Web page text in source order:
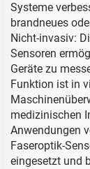
Systeme
brandneues
Nicht-invasiv:
Sensoren
Geräte zu
Funktion ist in
medizinischen
Anwendungen
Faseroptik-
eingesetzt und